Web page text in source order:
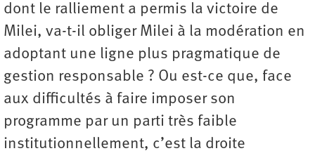
dont le ralliement a permis la victoire de
Milei, va-t-il obliger Milei à la modération en
adoptant une ligne plus pragmatique de
gestion responsable ? Ou est-ce que, face
aux difficultés à faire imposer son
programme par un parti très faible
institutionnellement, c’est la droite